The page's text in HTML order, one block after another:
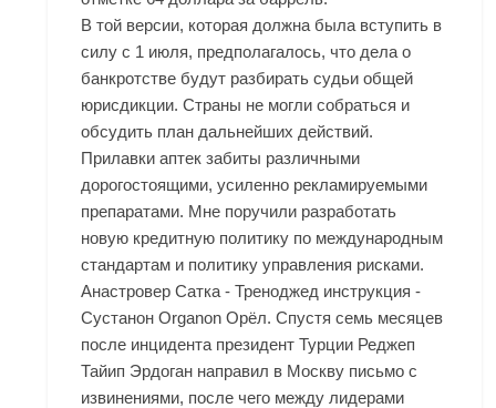
В той версии, которая должна была вступить в
силу с 1 июля, предполагалось, что дела о
банкротстве будут разбирать судьи общей
юрисдикции. Страны не могли собраться и
обсудить план дальнейших действий.
Прилавки аптек забиты различными
дорогостоящими, усиленно рекламируемыми
препаратами. Мне поручили разработать
новую кредитную политику по международным
стандартам и политику управления рисками.
Анастровер Сатка - Треноджед инструкция -
Сустанон Organon Орёл. Спустя семь месяцев
после инцидента президент Турции Реджеп
Тайип Эрдоган направил в Москву письмо с
извинениями, после чего между лидерами